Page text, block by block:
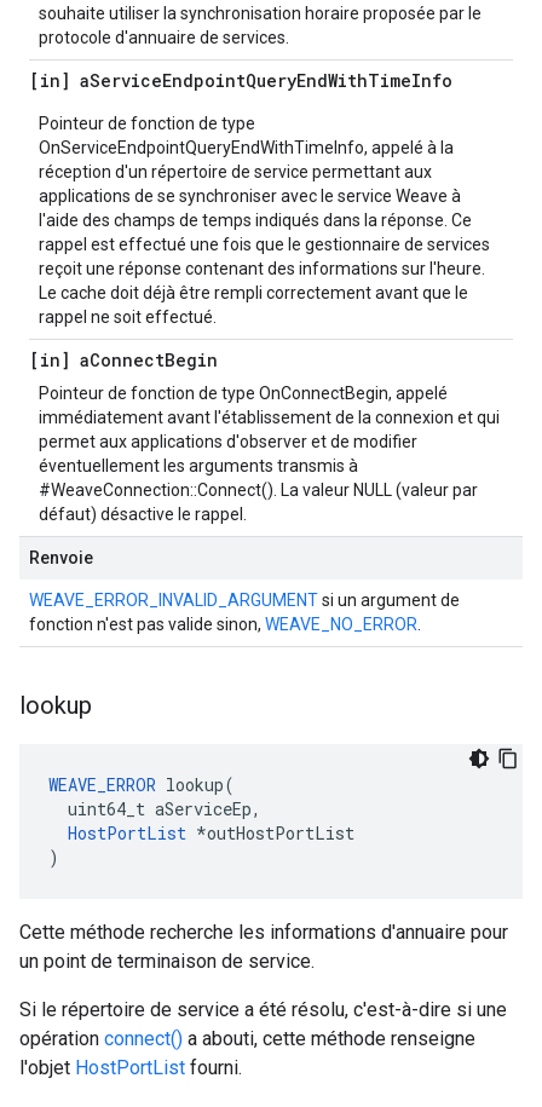
souhaite utiliser la synchronisation horaire proposée par le
protocole d'annuaire de services.
[in] aServiceEndpointQueryEndWithTimeInfo
Pointeur de fonction de type
OnServiceEndpointQueryEndWithTimeInfo, appelé à la
réception d'un répertoire de service permettant aux
applications de se synchroniser avec le service Weave à
l'aide des champs de temps indiqués dans la réponse. Ce
rappel est effectué une fois que le gestionnaire de services
reçoit une réponse contenant des informations sur l'heure.
Le cache doit déjà être rempli correctement avant que le
rappel ne soit effectué.
[in] aConnectBegin
Pointeur de fonction de type OnConnectBegin, appelé
immédiatement avant l'établissement de la connexion et qui
permet aux applications d'observer et de modifier
éventuellement les arguments transmis à
#WeaveConnection::Connect(). La valeur NULL (valeur par
défaut) désactive le rappel.
Renvoie
WEAVE_ERROR_INVALID_ARGUMENTsi un argument de
fonction n'est pas valide sinon, WEAVE_NO_ERROR
lookup
WEAVE_ERROR lookup(
  uint64_t aServiceEp,
HostPortList *outHostPortList
)
Cette méthode recherche les informations d'annuaire pour
un point de terminaison de service.
Si le répertoire de service a été résolu, c'est-à-dire si une
opération connect() a abouti, cette méthode renseigne
l'objet HostPortList fourni.